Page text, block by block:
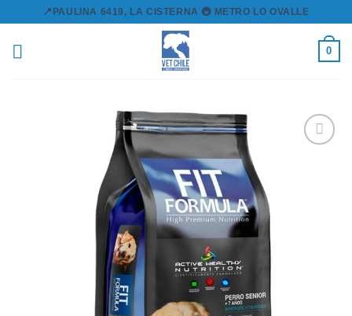
content
📍PAULINA 6419, LA CISTERNA 🚇 METRO LO OVALLE
0